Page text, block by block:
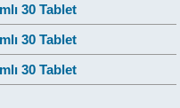
30 Tablet
30 Tablet
30 Tablet